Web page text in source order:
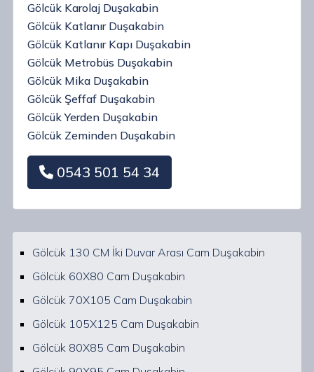
Gölcük Karolaj Duşakabin
Gölcük Katlanır Duşakabin
Gölcük Katlanır Kapı Duşakabin
Gölcük Metrobüs Duşakabin
Gölcük Mika Duşakabin
Gölcük Şeffaf Duşakabin
Gölcük Yerden Duşakabin
Gölcük Zeminden Duşakabin
0543 501 54 34
Gölcük 130 CM İki Duvar Arası Cam Duşakabin
Gölcük 60X80 Cam Duşakabin
Gölcük 70X105 Cam Duşakabin
Gölcük 105X125 Cam Duşakabin
Gölcük 80X85 Cam Duşakabin